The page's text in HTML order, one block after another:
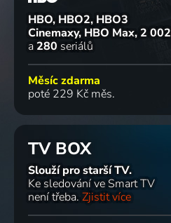
HBO, HBO2, HBO3
Cinemaxy, HBO Max 2 002
a 280 seriálů
Měsíc zdarma
poté 229 Kč měs.
TV BOX
Slouží pro starší TV.
Ke sledování ve Smart TV
není třeba. Zjistit více